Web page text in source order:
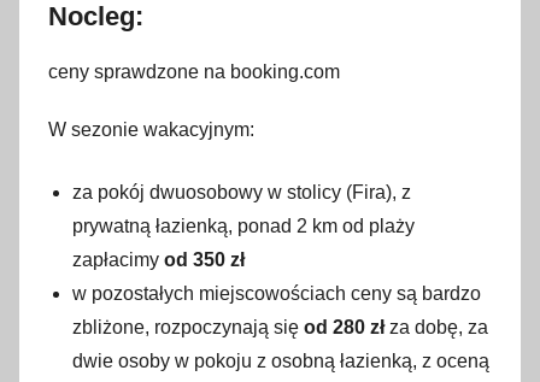
Nocleg:
ceny sprawdzone na booking.com
W sezonie wakacyjnym:
za pokój dwuosobowy w stolicy (Fira), z
prywatną łazienką, ponad 2 km od plaży
zapłacimy od 350 zł
w pozostałych miejscowościach ceny są bardzo
zbliżone, rozpoczynają się od 280 złza dobę, za
dwie osoby w pokoju z osobną łazienką, z oceną